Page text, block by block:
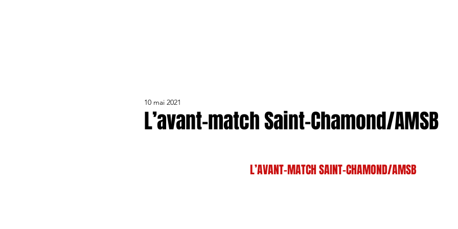
L’avant-match Saint-Chamond/AMSB
10 mai 2021
L’AVANT-MATCH SAINT-CHAMOND/AMSB